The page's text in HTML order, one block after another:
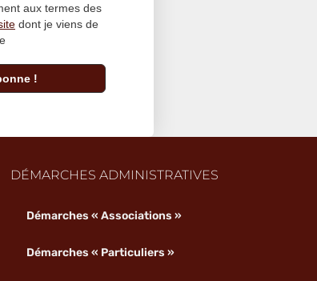
aux termes des
dont je viens de
DÉMARCHES ADMINISTRATIVES
Démarches « Associations »
Démarches « Particuliers »